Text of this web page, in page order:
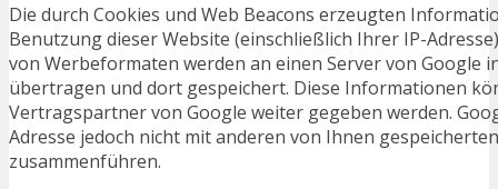
Die durch Cookies und Web Beacons erzeugten
Benutzung dieser Website (einschließlich Ihrer IP-
von Werbeformaten werden an einen Server von Google
übertragen und dort gespeichert. Diese Informationen
Vertragspartner von Google weiter gegeben werden.
Adresse jedoch nicht mit anderen von Ihnen
zusammenführen.